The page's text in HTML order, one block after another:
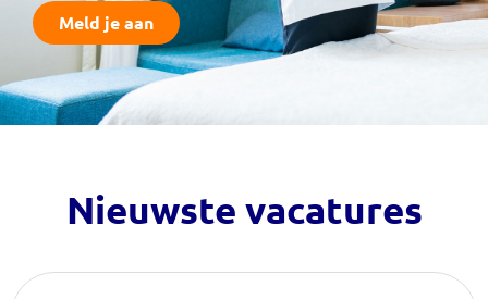
Meld je aan
Nieuwste vacatures